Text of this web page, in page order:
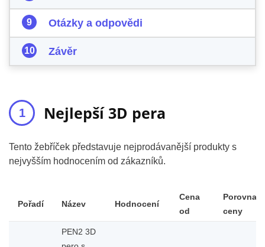
Otázky a odpovědi
Závěr
Nejlepší 3D pera
Tento žebříček představuje nejprodávanější produkty s
nejvyšším hodnocením od zákazníků.
Pořadí Název Hodnocení
Cena
od
Porovnat
ceny
PEN2 3D